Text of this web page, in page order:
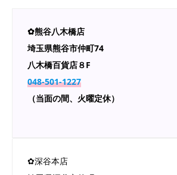
✿熊谷八木橋店
埼玉県熊谷市仲町74
八木橋百貨店８F
048-501-1227
（当面の間、火曜定休）
✿深谷本店